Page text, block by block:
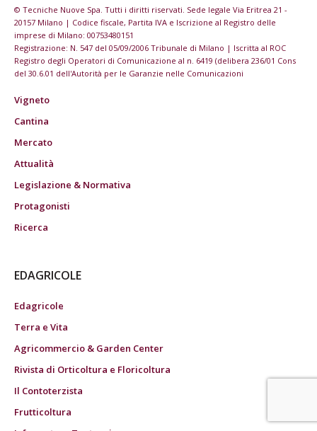
© Tecniche Nuove Spa. Tutti i diritti riservati. Sede legale Via Eritrea 21 -
20157 Milano | Codice fiscale, Partita IVA e Iscrizione al Registro delle
imprese di Milano: 00753480151
Registrazione: N. 547 del 05/09/2006 Tribunale di Milano | Iscritta al ROC
Registro degli Operatori di Comunicazione al n. 6419 (delibera 236/01 Cons
del 30.6.01 dell'Autorità per le Garanzie nelle Comunicazioni
Vigneto
Cantina
Mercato
Attualità
Legislazione & Normativa
Protagonisti
Ricerca
EDAGRICOLE
Edagricole
Terra e Vita
Agricommercio & Garden Center
Rivista di Orticoltura e Floricoltura
Il Contoterzista
Frutticoltura